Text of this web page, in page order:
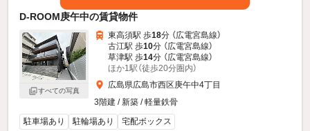
D-ROOM庚午中の賃貸物件
すべての写真
東高須駅 歩18分 （広電宮島線）
古江駅 歩10分 （広電宮島線）
草津駅 歩14分 （広電宮島線）
ほか1駅（徒歩20分圏内）
広島県広島市西区庚午中4丁目
3階建 / 新築 / 軽量鉄骨
駐車場あり
駐輪場あり 宅配ボックス